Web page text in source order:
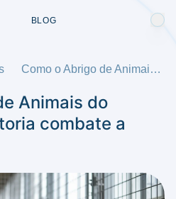
BLOG
Como o Abrigo de Animais do Condado de Victoria combate a superlotação
Animais do
combate a